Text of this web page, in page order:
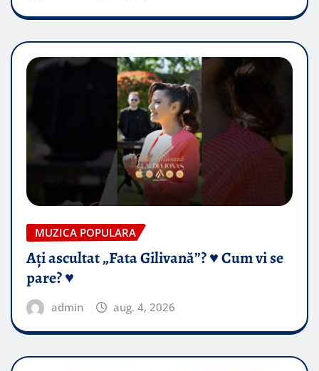
MUZICA POPULARA
Ați ascultat „Fata Gilivană”? ♥️ Cum vi se
pare? ♥️
admin aug. 4, 2026